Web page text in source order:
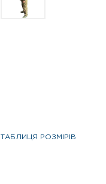
ТАБЛИЦЯ РОЗМІРІВ